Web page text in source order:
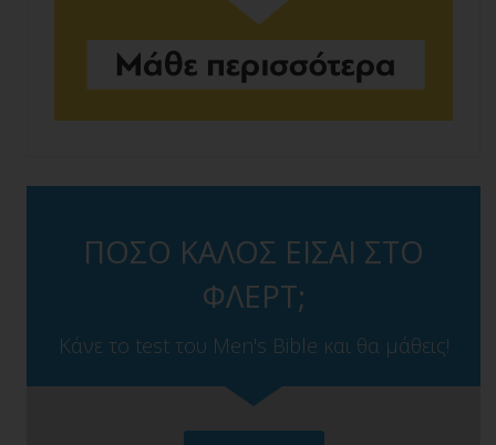
ΠΟΣΟ ΚΑΛΟΣ ΕΙΣΑΙ ΣΤΟ
ΦΛΕΡΤ;
Κάνε το test του Men's Bible και θα μάθεις!